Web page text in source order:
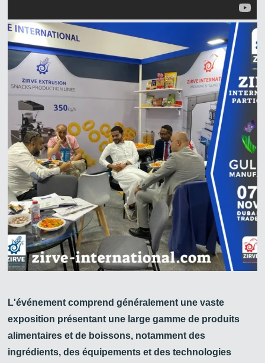
L'événement comprend généralement une vaste
exposition présentant une large gamme de produits
alimentaires et de boissons, notamment des
ingrédients, des équipements et des technologies